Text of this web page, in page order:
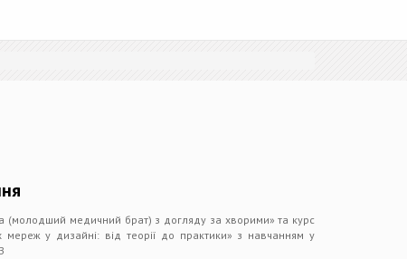
(молодший медичний брат) з догляду за хворими» та курс
мереж у дизайні: від теорії до практики» з навчанням у